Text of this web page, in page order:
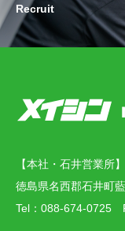
Recruit
【本社・石井営業所】
徳島県名西郡石井町
Tel：088-674-0725